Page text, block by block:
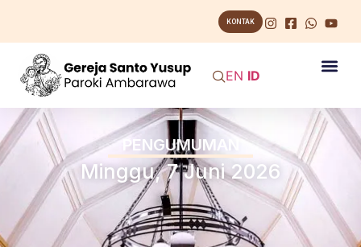
KONTAK
EN ID
PENGUMUMAN
Minggu, 7 Juni 2026